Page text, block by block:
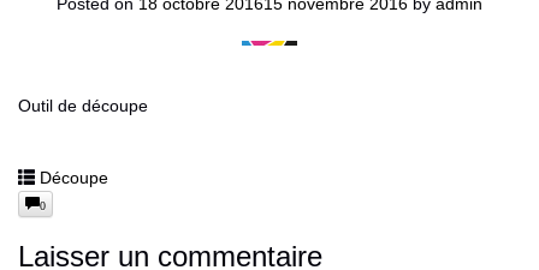
Posted on 18 octobre 201615 novembre 2016 by admin
Outil de découpe
Découpe
0
Laisser un commentaire